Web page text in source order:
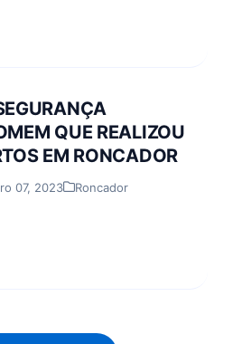
QUE REALIZOU
EM RONCADOR
07, 2023 Roncador